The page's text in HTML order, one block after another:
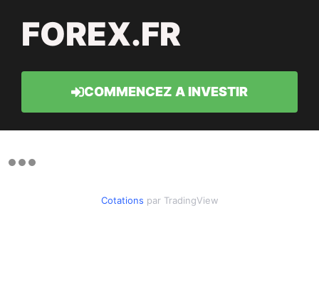
FOREX.FR
COMMENCEZ A INVESTIR
Cotations par TradingView